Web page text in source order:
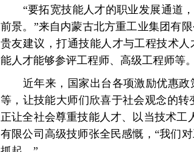
“要拓宽技能人才的职业发展通道，
前景。”来自内蒙古北方重工业集团有
贵友建议，打通技能人才与工程技术
能人才能够参评工程师、高级工程师等。
近年来，国家出台各项激励优惠政
等，让技能大师们欣喜于社会观念的转
正让全社会尊重技能人才、以当技术工
有限公司高级技师张全民感慨，“我们